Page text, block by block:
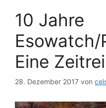
10 Jahre
Esowatch/
Eine
28. Dezember 2017 von